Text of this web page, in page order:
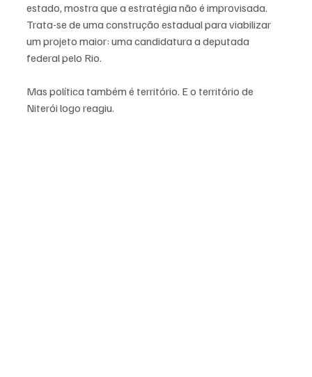
estado, mostra que a estratégia não é improvisada.
Trata-se de uma construção estadual para viabilizar
um projeto maior: uma candidatura a deputada
federal pelo Rio.
Mas política também é território. E o território de
Niterói logo reagiu.